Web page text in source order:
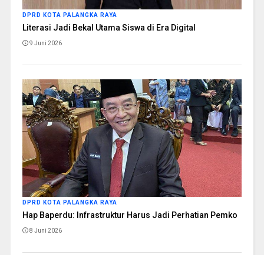
DPRD KOTA PALANGKA RAYA
Literasi Jadi Bekal Utama Siswa di Era Digital
9 Juni 2026
DPRD KOTA PALANGKA RAYA
Hap Baperdu: Infrastruktur Harus Jadi Perhatian Pemko
8 Juni 2026